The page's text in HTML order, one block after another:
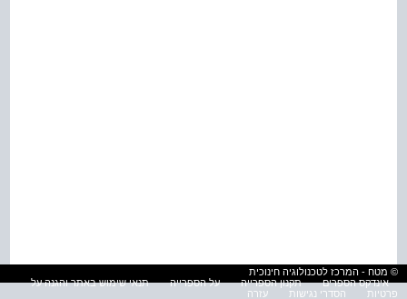
© מטח - המרכז לטכנולוגיה חינוכית
אינדקס הספרים
תקנון הספרייה על הספרייה
תנאי שימוש באתר והגנה על
פרטיות
הסדרי נגישות עזרה